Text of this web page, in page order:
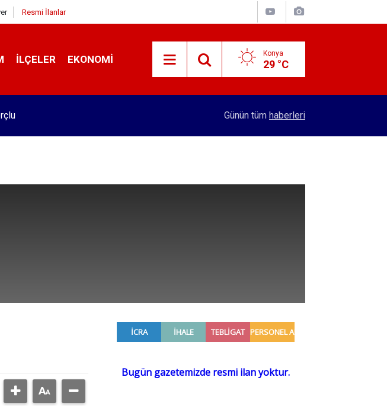
Resmi İlanlar
İLÇELER EKONOMI Konya
29 °C
Gümrük kapısından günlük tır çıkışı rekoru kırıldı
Günün tüm haberleri